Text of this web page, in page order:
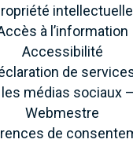
intellectuelle
à l’information
Accessibilité
de
médias sociaux
Webmestre
de